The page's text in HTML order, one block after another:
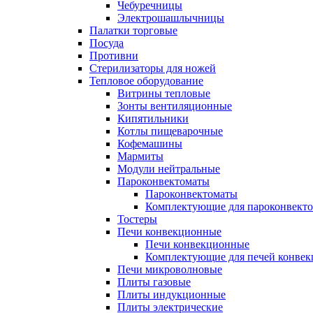
Чебуречницы
Электрошашлычницы
Палатки торговые
Посуда
Противни
Стерилизаторы для ножей
Тепловое оборудование
Витрины тепловые
Зонты вентиляционные
Кипятильники
Котлы пищеварочные
Кофемашины
Мармиты
Модули нейтральные
Пароконвектоматы
Пароконвектоматы
Комплектующие для
Тостеры
Печи конвекционные
Печи конвекционные
Комплектующие для печей
Печи микроволновые
Плиты газовые
Плиты индукционные
Плиты электрические